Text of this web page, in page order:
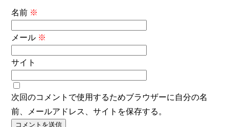
名前 ※
メール ※
サイト
次回のコメントで使用するためブラウザーに自分の名
前、メールアドレス、サイトを保存する。